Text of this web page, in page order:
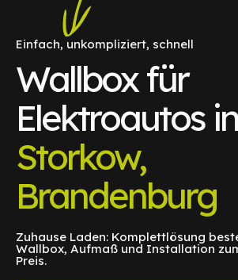
Einfach, unkompliziert, schnell
Wallbox für
Elektroautos in
Storkow,
Brandenburg
Zuhause Laden: Komplettlösung
Wallbox, Aufmaß und Installation
Preis.